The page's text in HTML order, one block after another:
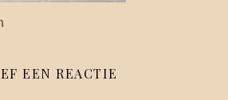
EEN REACTIE